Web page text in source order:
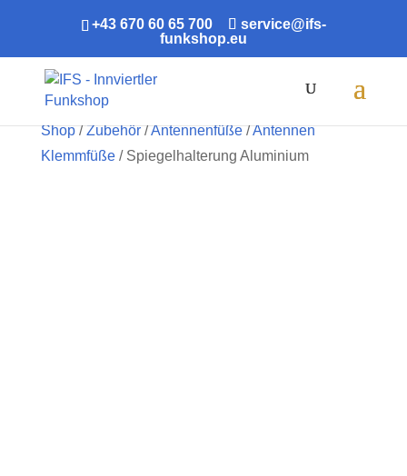
+43 670 60 65 700
service@ifs-
funkshop.eu
Shop/Zubehör/Antennenfüße/Antennen
Klemmfüße/ Spiegelhalterung Aluminium